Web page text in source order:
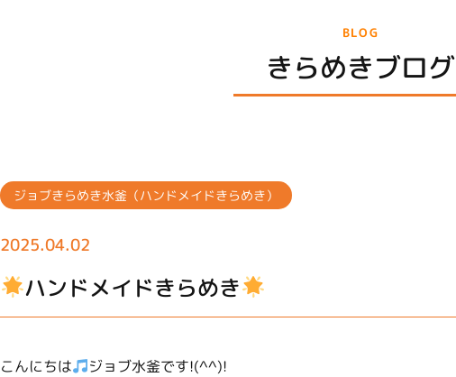
BLOG
きらめきブログ
ジョブきらめき水釜（ハンドメイドきらめき）
2025.04.02
ハンドメイドきらめき
こんにちは ジョブ水釜です!(^^)!